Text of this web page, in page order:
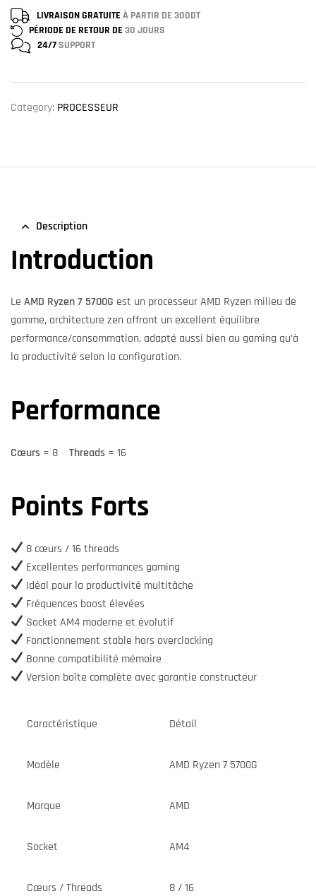
LIVRAISON GRATUITE À PARTIR DE 300DT
PÉRIODE DE RETOUR DE 30 JOURS
24/7SUPPORT
Category: PROCESSEUR
Description
Introduction
Le AMD Ryzen 7 5700G est un processeur AMD Ryzen milieu de
gamme, architecture zen offrant un excellent équilibre
performance/consommation, adapté aussi bien au gaming qu’à
la productivité selon la configuration.
Performance
Cœurs = 8 Threads = 16
Points Forts
8 cœurs / 16 threads
Excellentes performances gaming
Idéal pour la productivité multitâche
Fréquences boost élevées
Socket AM4 moderne et évolutif
Fonctionnement stable hors overclocking
Bonne compatibilité mémoire
Version boîte complète avec garantie constructeur
Caractéristique Détail
Modèle AMD Ryzen 7 5700G
Marque AMD
Socket AM4
Cœurs / Threads 8 / 16